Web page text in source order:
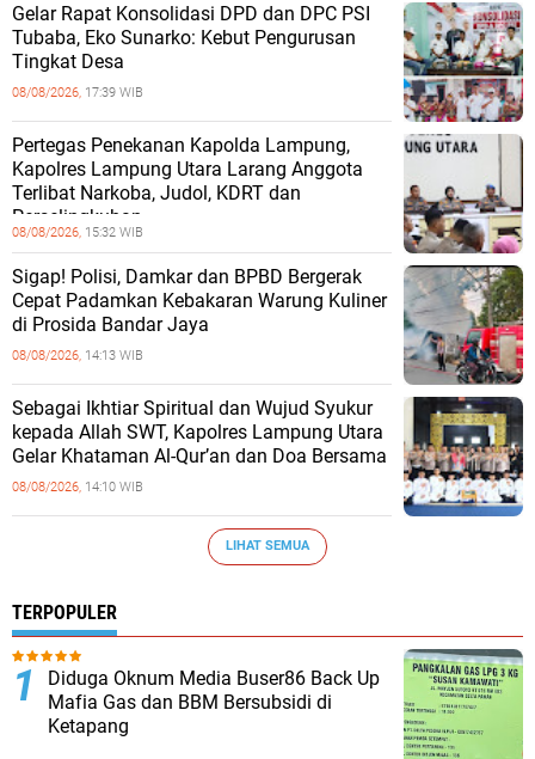
Gelar Rapat Konsolidasi DPD dan DPC PSI
Tubaba, Eko Sunarko: Kebut Pengurusan
Tingkat Desa
08/08/2026, 17:39 WIB
Pertegas Penekanan Kapolda Lampung,
Kapolres Lampung Utara Larang Anggota
Terlibat Narkoba, Judol, KDRT dan
Perselingkuhan
08/08/2026, 15:32 WIB
Sigap! Polisi, Damkar dan BPBD Bergerak
Cepat Padamkan Kebakaran Warung Kuliner
di Prosida Bandar Jaya
08/08/2026, 14:13 WIB
Sebagai Ikhtiar Spiritual dan Wujud Syukur
kepada Allah SWT, Kapolres Lampung Utara
Gelar Khataman Al-Qur’an dan Doa Bersama
08/08/2026, 14:10 WIB
LIHAT SEMUA
TERPOPULER
Diduga Oknum Media Buser86 Back Up
Mafia Gas dan BBM Bersubsidi di
Ketapang